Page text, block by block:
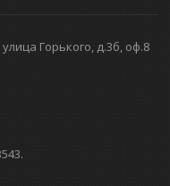
Горького, д.3б, оф.8